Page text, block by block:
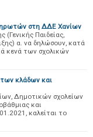
στη ΔΔΕ Χανίων
(Γενικής Παιδείας,
α. να δηλώσουν, κατά
κενά των σχολικών
κλάδων και
Δημοτικών σχολείων
και
καλείται το